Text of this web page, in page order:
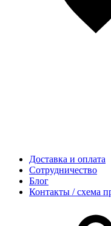
Доставка и оплата
Сотрудничество
Блог
Контакты / схема